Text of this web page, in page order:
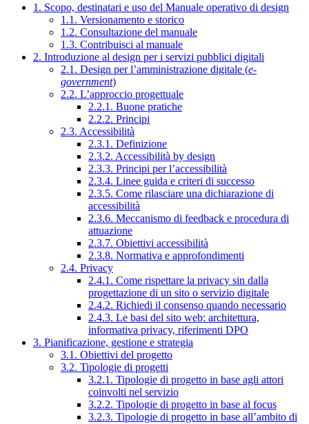
1. Scopo, destinatari e uso del Manuale operativo di design
1.1. Versionamento e storico
1.2. Consultazione del manuale
1.3. Contribuisci al manuale
2. Introduzione al design per i servizi pubblici digitali
2.1. Design per l’amministrazione digitale (e-
government)
2.2. L’approccio progettuale
2.2.1. Buone pratiche
2.2.2. Principi
2.3. Accessibilità
2.3.1. Definizione
2.3.2. Accessibilità by design
2.3.3. Principi per l’accessibilità
2.3.4. Linee guida e criteri di successo
2.3.5. Come rilasciare una dichiarazione di
accessibilità
2.3.6. Meccanismo di feedback e procedura di
attuazione
2.3.7. Obiettivi accessibilità
2.3.8. Normativa e approfondimenti
2.4. Privacy
2.4.1. Come rispettare la privacy sin dalla
progettazione di un sito o servizio digitale
2.4.2. Richiedi il consenso quando necessario
2.4.3. Le basi del sito web: architettura,
informativa privacy, riferimenti DPO
3. Pianificazione, gestione e strategia
3.1. Obiettivi del progetto
3.2. Tipologie di progetti
3.2.1. Tipologie di progetto in base agli attori
coinvolti nel servizio
3.2.2. Tipologie di progetto in base al focus
3.2.3. Tipologie di progetto in base all’ambito di